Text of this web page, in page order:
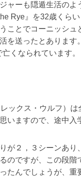
ャーも隠遁生活の
Rye』を32歳くら
ことでコーニッシ
を送ったとありま
くなられています。
ックス・ウルフ）
いますので、途中入
が２，３シーンあ
のですが、この段
たんでしょうが、